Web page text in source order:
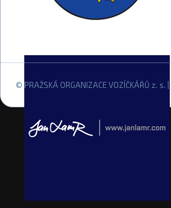
© PRAŽSKÁ ORGANIZACE VOZÍČKÁŘŮ z. s. |